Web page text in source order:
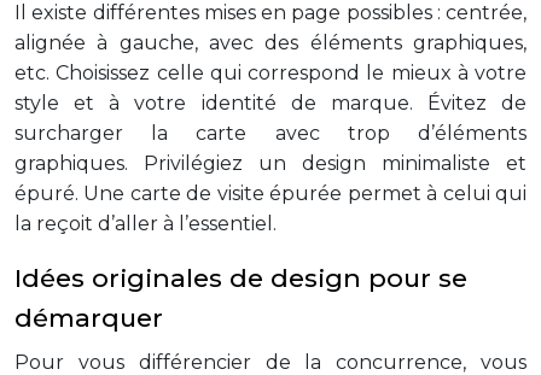
Il existe différentes mises en page possibles : centrée,
alignée à gauche, avec des éléments graphiques,
etc. Choisissez celle qui correspond le mieux à votre
style et à votre identité de marque. Évitez de
surcharger la carte avec trop d’éléments
graphiques. Privilégiez un design minimaliste et
épuré. Une carte de visite épurée permet à celui qui
la reçoit d’aller à l’essentiel.
Idées originales de design pour se
démarquer
Pour vous différencier de la concurrence, vous